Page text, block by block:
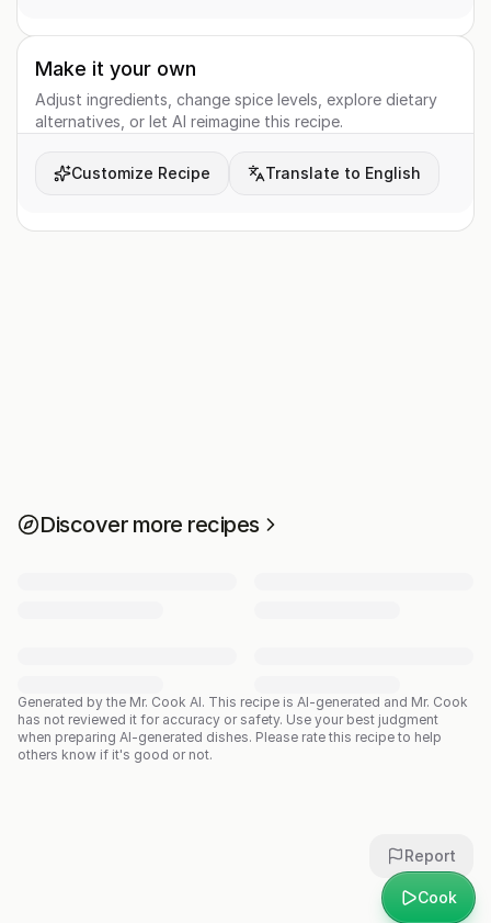
Cook
Make it your own
Adjust ingredients, change spice levels, explore dietary
alternatives, or let AI reimagine this recipe.
Customize Recipe Translate to English
Discover more recipes
Generated by the Mr. Cook AI. This recipe is AI-generated and Mr. Cook
has not reviewed it for accuracy or safety. Use your best judgment
when preparing AI-generated dishes. Please rate this recipe to help
others know if it's good or not.
Report